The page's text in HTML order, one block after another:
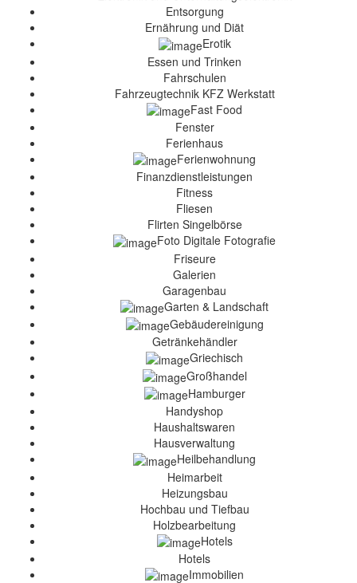
Entsorgung
Ernährung und Diät
Erotik
Essen und Trinken
Fahrschulen
Fahrzeugtechnik KFZ Werkstatt
Fast Food
Fenster
Ferienhaus
Ferienwohnung
Finanzdienstleistungen
Fitness
Fliesen
Flirten Singelbörse
Foto Digitale Fotografie
Friseure
Galerien
Garagenbau
Garten & Landschaft
Gebäudereinigung
Getränkehändler
Griechisch
Großhandel
Hamburger
Handyshop
Haushaltswaren
Hausverwaltung
Heilbehandlung
Heimarbeit
Heizungsbau
Hochbau und Tiefbau
Holzbearbeitung
Hotels
Hotels
Immobilien